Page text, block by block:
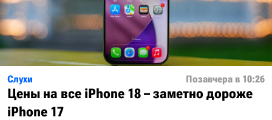
Слухи Позавчера в 10:26
Цены на все iPhone 18 – заметно дороже
iPhone 17